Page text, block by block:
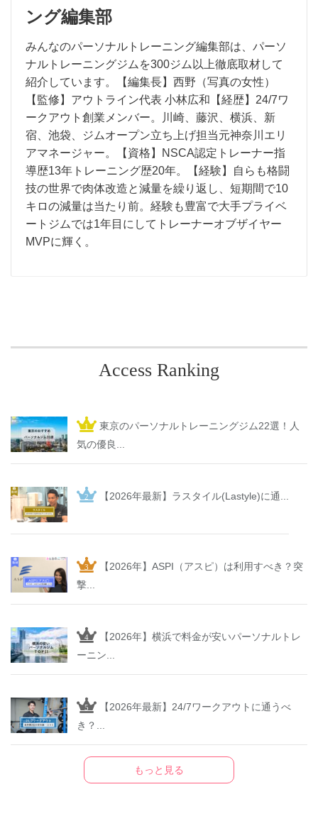
ング編集部
みんなのパーソナルトレーニング編集部は、パーソ
ナルトレーニングジムを300ジム以上徹底取材して
紹介しています。【編集長】西野（写真の女性）
【監修】アウトライン代表 小林広和【経歴】24/7ワ
ークアウト創業メンバー。川崎、藤沢、横浜、新
宿、池袋、ジムオープン立ち上げ担当元神奈川エリ
アマネージャー。【資格】NSCA認定トレーナー指
導歴13年トレーニング歴20年。【経験】自らも格闘
技の世界で肉体改造と減量を繰り返し、短期間で10
キロの減量は当たり前。経験も豊富で大手プライベ
ートジムでは1年目にしてトレーナーオブザイヤー
MVPに輝く。
Access Ranking
東京のパーソナルトレーニングジム22選！人
気の優良...
【2026年最新】ラスタイル(Lastyle)に通...
【2026年】ASPI（アスピ）は利用すべき？突
撃...
【2026年】横浜で料金が安いパーソナルトレ
ーニン...
【2026年最新】24/7ワークアウトに通うべ
き？...
もっと見る